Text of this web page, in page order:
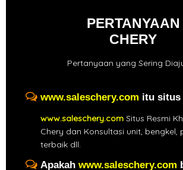
PERTANYAAN
CHERY
Pertanyaan yang Sering
www.saleschery.com itu situs
www.saleschery.com Situs Resmi
Chery dan Konsultasi unit, bengkel,
terbaik dll.
Apakah www.saleschery.com